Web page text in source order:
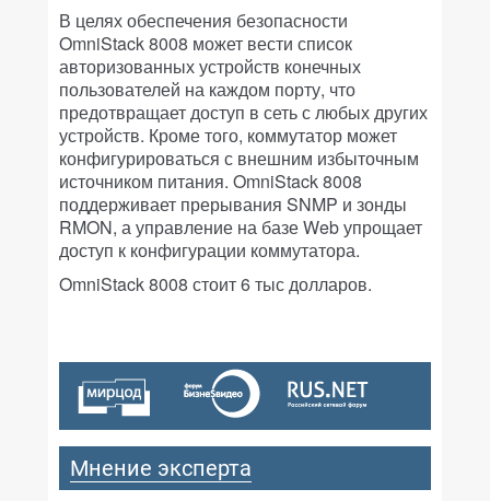
В целях обеспечения безопасности
OmniStack 8008 может вести список
авторизованных устройств конечных
пользователей на каждом порту, что
предотвращает доступ в сеть с любых других
устройств. Кроме того, коммутатор может
конфигурироваться с внешним избыточным
источником питания. OmniStack 8008
поддерживает прерывания SNMP и зонды
RMON, а управление на базе Web упрощает
доступ к конфигурации коммутатора.
OmniStack 8008 стоит 6 тыс долларов.
Мнение эксперта